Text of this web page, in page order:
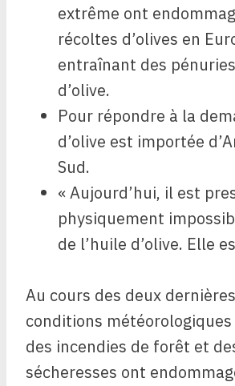
extrême ont
récoltes d’olives en
entraînant des
d’olive.
Pour répondre à la
d’olive est importée
Sud.
« Aujourd’hui, il est
physiquement
de l’huile d’olive. Elle
Au cours des deux
conditions
des incendies de forêt et
sécheresses ont